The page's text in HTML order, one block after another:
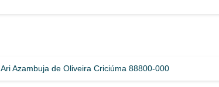
Ari Azambuja de Oliveira Criciúma 88800-000